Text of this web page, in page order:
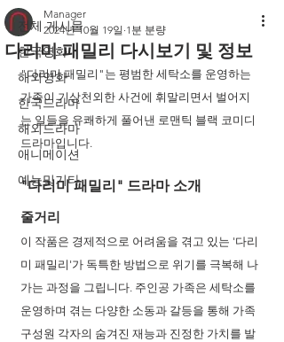
전체 게시물
한국영화
해외영화
한국드라마
해외드라마
애니메이션
예능및기타
다리미 패밀리 다시보기 및 정보
Manager
2024년 10월 19일 1분 분량
"다리미 패밀리"는 평범한 세탁소를 운영하는
가족이 기상천외한 사건에 휘말리면서 벌어지
는 일들을 유쾌하게 풀어낸 로맨틱 블랙 코미디
드라마입니다.
"다리미 패밀리" 드라마 소개
줄거리
이 작품은 경제적으로 어려움을 겪고 있는 '다리
미 패밀리'가 독특한 방법으로 위기를 극복해 나
가는 과정을 그립니다. 주인공 가족은 세탁소를
운영하며 겪는 다양한 소동과 갈등을 통해 가족
구성원 각자의 숨겨진 재능과 진정한 가치를 발